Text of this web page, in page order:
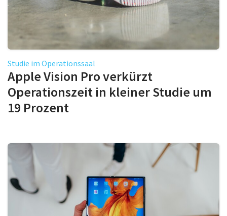
Studie im Operationssaal
Apple Vision Pro verkürzt
Operationszeit in kleiner Studie um
19 Prozent